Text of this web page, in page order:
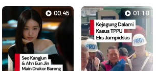
00:45 01:18